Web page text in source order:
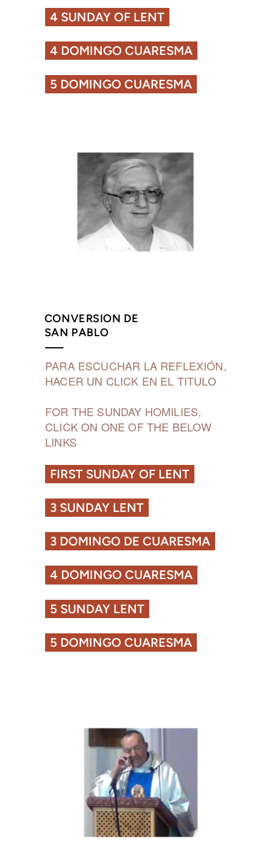
4 SUNDAY OF LENT
4 DOMINGO CUARESMA
5 DOMINGO CUARESMA
CONVERSION DE
SAN PABLO
PARA ESCUCHAR LA REFLEXIÓN,
HACER UN CLICK EN EL TITULO
FOR THE SUNDAY HOMILIES,
CLICK ON ONE OF THE BELOW
LINKS
FIRST SUNDAY OF LENT
3 SUNDAY LENT
3 DOMINGO DE CUARESMA
4 DOMINGO CUARESMA
5 SUNDAY LENT
5 DOMINGO CUARESMA